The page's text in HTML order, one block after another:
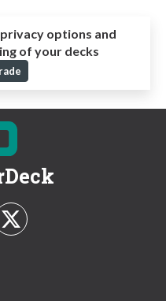
options and
of your decks